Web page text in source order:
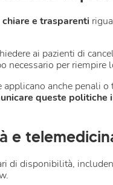
e trasparenti
ai pazienti di
necessario per riempire
anche penali o
queste politiche
e
di disponibilità,